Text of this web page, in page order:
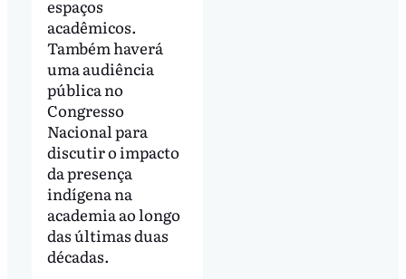
espaços
acadêmicos.
Também haverá
uma audiência
pública no
Congresso
Nacional para
discutir o impacto
da presença
indígena na
academia ao longo
das últimas duas
décadas.